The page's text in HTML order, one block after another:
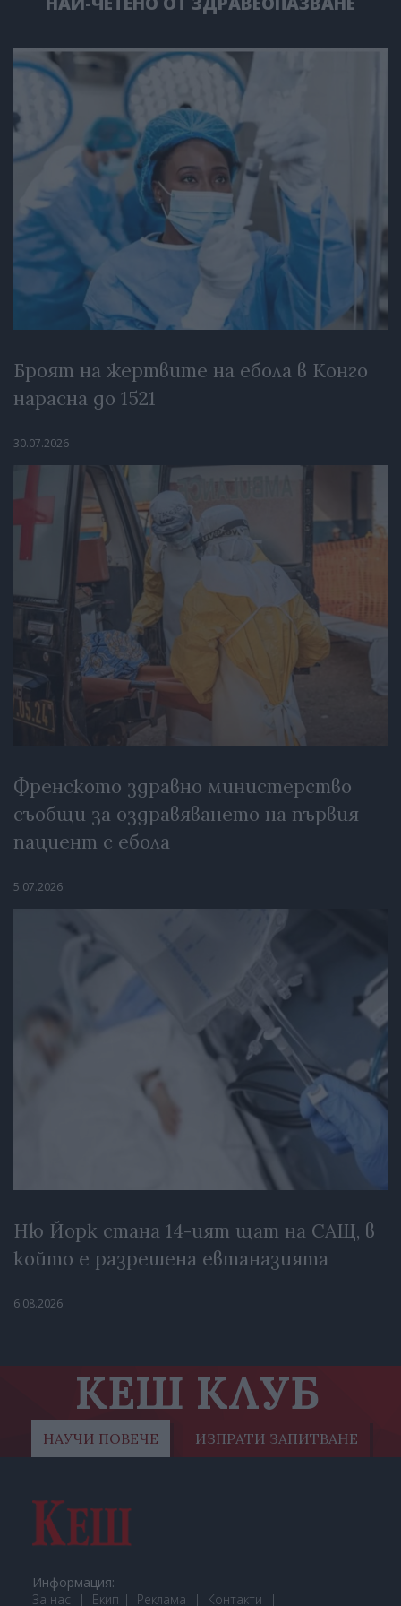
Броят на жертвите на ебола в Конго
нарасна до 1521
30.07.2026
Френското здравно министерство
съобщи за оздравяването на първия
пациент с ебола
5.07.2026
Ню Йорк стана 14-ият щат на САЩ, в
който е разрешена евтаназията
6.08.2026
КЕШ КЛУБ
НАУЧИ ПОВЕЧЕ ИЗПРАТИ ЗАПИТВАНЕ
Информация:
За нас
Екип Реклама Контакти